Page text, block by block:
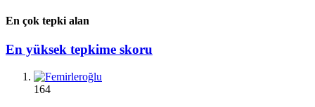
En çok tepki alan
En yüksek tepkime skoru
164